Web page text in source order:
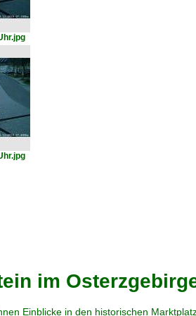
im
Einblicke in den historischen